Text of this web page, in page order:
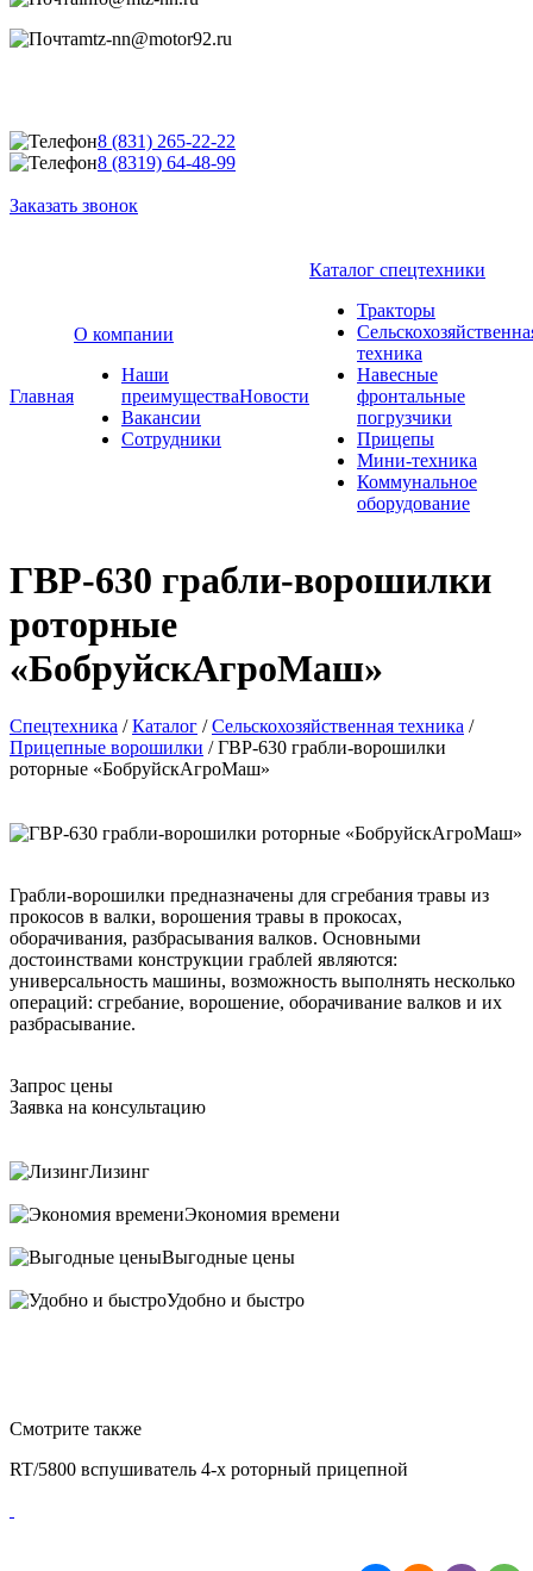
mtz-nn@motor92.ru
8 (831) 265-22-22
8 (8319) 64-48-99
Заказать звонок
Главная
О компании
Наши
преимущества
Вакансии
Сотрудники
Новости
Каталог спецтехники
Тракторы
техника
Навесные
фронтальные
погрузчики
Прицепы
Мини-техника
Коммунальное
оборудование
ГВР-630 грабли-ворошилки
роторные
«БобруйскАгроМаш»
Спецтехника / Каталог / Сельскохозяйственная техника /
Прицепные ворошилки /ГВР-630 грабли-ворошилки
роторные «БобруйскАгроМаш»
Грабли-ворошилки предназначены для сгребания травы из
прокосов в валки, ворошения травы в прокосах,
оборачивания, разбрасывания валков. Основными
достоинствами конструкции граблей являются:
универсальность машины, возможность выполнять несколько
операций: сгребание, ворошение, оборачивание валков и их
разбрасывание.
Запрос цены
Заявка на консультацию
Лизинг
Экономия времени
Выгодные цены
Удобно и быстро
Смотрите также
RT/5800 вспушиватель 4-х роторный прицепной